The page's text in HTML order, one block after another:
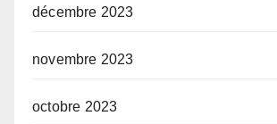
décembre 2023
novembre 2023
octobre 2023